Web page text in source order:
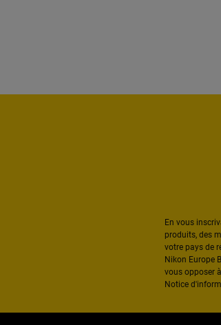
En vous
produits, des
votre pays de
Nikon Europe
vous opposer
Notice